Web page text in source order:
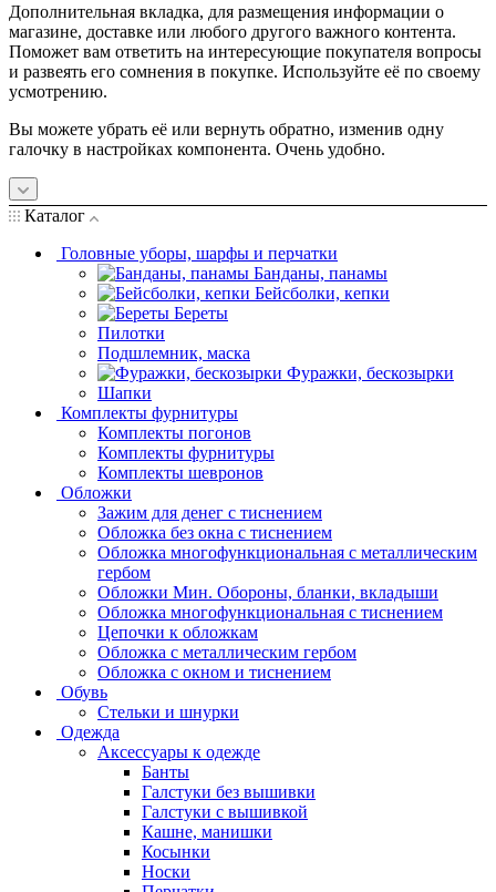
Дополнительная вкладка, для размещения информации о
магазине, доставке или любого другого важного контента.
Поможет вам ответить на интересующие покупателя вопросы
и развеять его сомнения в покупке. Используйте её по своему
усмотрению.
Вы можете убрать её или вернуть обратно, изменив одну
галочку в настройках компонента. Очень удобно.
Каталог
Головные уборы, шарфы и перчатки
Банданы, панамы
Бейсболки, кепки
Береты
Пилотки
Подшлемник, маска
Фуражки, бескозырки
Шапки
Комплекты фурнитуры
Комплекты погонов
Комплекты фурнитуры
Комплекты шевронов
Обложки
Зажим для денег с тиснением
Обложка без окна с тиснением
Обложка многофункциональная с металлическим
гербом
Обложки Мин. Обороны, бланки, вкладыши
Обложка многофункциональная с тиснением
Цепочки к обложкам
Обложка с металлическим гербом
Обложка с окном и тиснением
Обувь
Стельки и шнурки
Одежда
Аксессуары к одежде
Банты
Галстуки без вышивки
Галстуки с вышивкой
Кашне, манишки
Косынки
Носки